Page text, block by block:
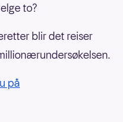
to?
blir det reiser
på